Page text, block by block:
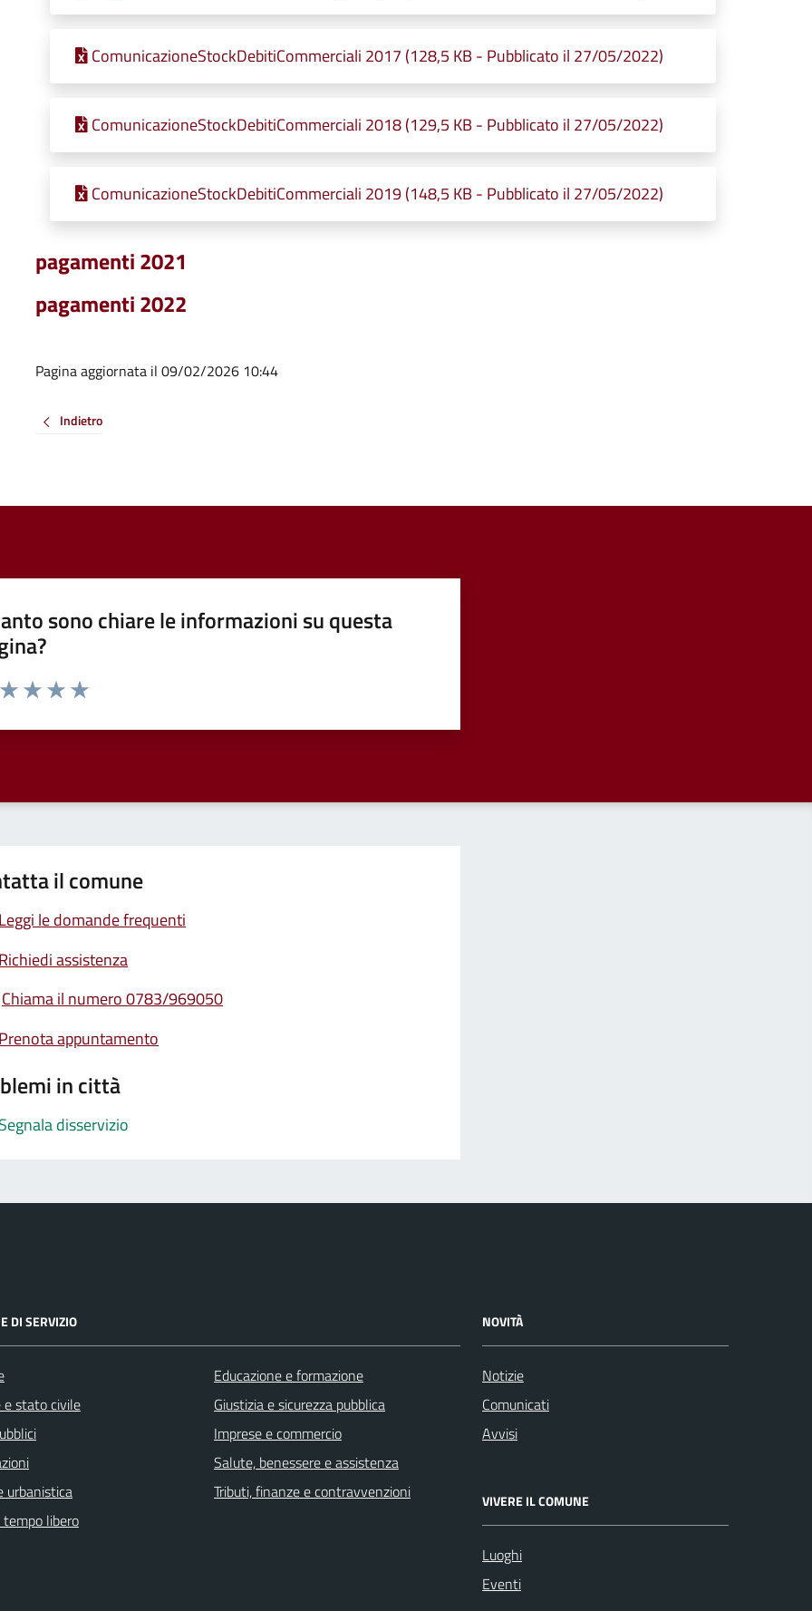
ComunicazioneStockDebitiCommerciali 2017 (128,5 KB - Pubblicato il 27/05/2022)
ComunicazioneStockDebitiCommerciali 2018 (129,5 KB - Pubblicato il 27/05/2022)
ComunicazioneStockDebitiCommerciali 2019 (148,5 KB - Pubblicato il 27/05/2022)
pagamenti 2021
pagamenti 2022
Pagina aggiornata il 09/02/2026 10:44
Indietro
sono chiare le informazioni su questa
da 1 a 5 stelle la pagina
il comune
Leggi le domande frequenti
Richiedi assistenza
Chiama il numero 0783/969050
Prenota appuntamento
in città
Segnala disservizio
DI SERVIZIO
e stato civile
urbanistica
libero
Educazione e formazione
Giustizia e sicurezza pubblica
Imprese e commercio
Salute, benessere e assistenza
Tributi, finanze e contravvenzioni
NOVITÀ
Notizie
Comunicati
Avvisi
VIVERE IL COMUNE
Luoghi
Eventi